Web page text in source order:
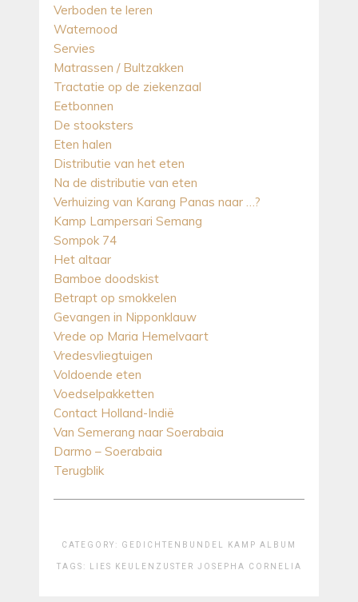
Verboden te leren
Waternood
Servies
Matrassen / Bultzakken
Tractatie op de ziekenzaal
Eetbonnen
De stooksters
Eten halen
Distributie van het eten
Na de distributie van eten
Verhuizing van Karang Panas naar …?
Kamp Lampersari Semang
Sompok 74
Het altaar
Bamboe doodskist
Betrapt op smokkelen
Gevangen in Nipponklauw
Vrede op Maria Hemelvaart
Vredesvliegtuigen
Voldoende eten
Voedselpakketten
Contact Holland-Indië
Van Semerang naar Soerabaia
Darmo – Soerabaia
Terugblik
CATEGORY: GEDICHTENBUNDEL KAMP ALBUM
TAGS: LIES KEULEN ZUSTER JOSEPHA CORNELIA